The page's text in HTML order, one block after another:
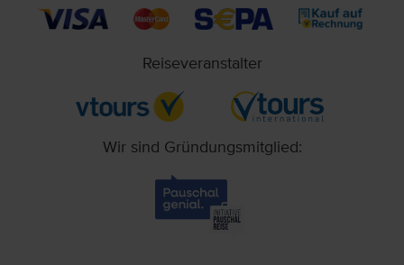
Reiseveranstalter
Wir sind Gründungsmitglied: